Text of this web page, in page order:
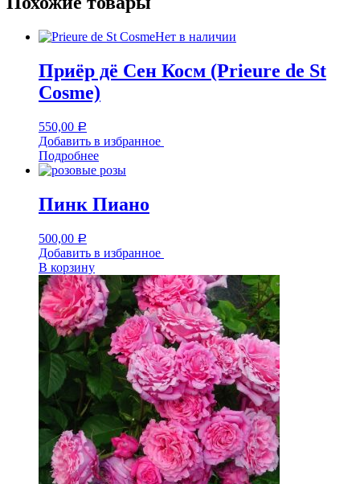
Нет в наличии
Приёр дё Сен Косм (Prieure de St
Cosme)
550,00 Р
Добавить в избранное
Подробнее
Пинк Пиано
500,00 Р
Добавить в избранное
В корзину